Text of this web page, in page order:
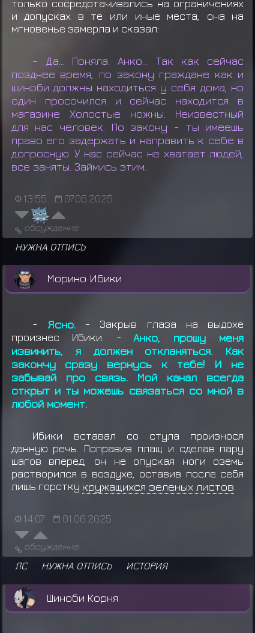
только сосредотачивались на ограничениях
и допусках в те или иные места, она на
мгновенье замерла и сказал:
- Да... Поняла. Анко... Так как сейчас
позднее время, по закону граждане как и
шиноби должны находиться у себя дома, но
один просочился и сейчас находится в
магазине Холостые ножны. Неизвестный
для нас человек. По закону - ты имеешь
право его задержать и направить к себе в
допросную. У нас сейчас не хватает людей,
все заняты. Займись этим.
13:55 07.06.2025
обсуждение
НУЖНА ОТПИСЬ
Морино Ибики
- Ясно. - Закрыв глаза на выдохе
произнес Ибики. - Анко, прошу меня
извинить, я должен откланяться. Как
закончу сразу вернусь к тебе! И не
забывай про связь. Мой канал всегда
открыт и ты можешь связаться со мной в
любой момент.
Ибики вставал со стула произнося
данную речь. Поправив плащ и сделав пару
шагов вперед, он не опуская ноги оземь
растворился в воздухе, оставив после себя
лишь горстку кружащихся зеленых листов.
14:07 01.06.2025
обсуждение
ЛС НУЖНА ОТПИСЬ ИСТОРИЯ
Шиноби Корня